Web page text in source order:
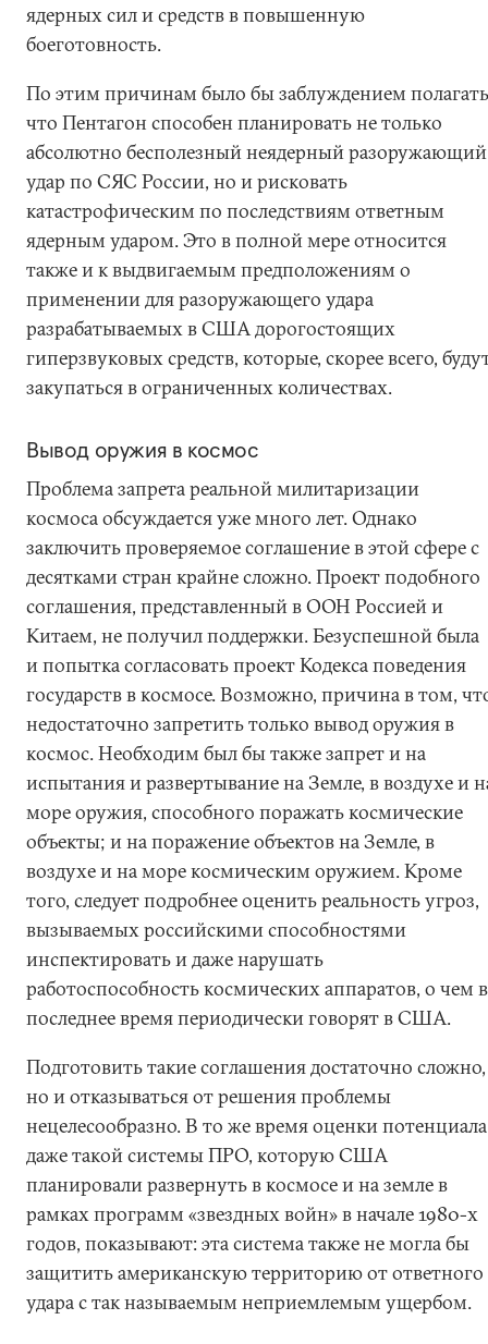
ядерных сил и средств в повышенную
боеготовность.
По этим причинам было бы заблуждением
что Пентагон способен планировать не только
абсолютно бесполезный неядерный разоружающий
удар по СЯС России, но и рисковать
катастрофическим по последствиям ответным
ядерным ударом. Это в полной мере относится
также и к выдвигаемым предположениям о
применении для разоружающего удара
разрабатываемых в США дорогостоящих
гиперзвуковых средств, которые, скорее всего,
закупаться в ограниченных количествах.
Вывод оружия в космос
Проблема запрета реальной милитаризации
космоса обсуждается уже много лет. Однако
заключить проверяемое соглашение в этой сфере с
десятками стран крайне сложно. Проект подобного
соглашения, представленный в ООН Россией и
Китаем, не получил поддержки. Безуспешной была
и попытка согласовать проект Кодекса поведения
государств в космосе. Возможно, причина в том,
недостаточно запретить только вывод оружия в
космос. Необходим был бы также запрет и на
испытания и развертывание на Земле, в воздухе и
море оружия, способного поражать космические
объекты; и на поражение объектов на Земле, в
воздухе и на море космическим оружием. Кроме
того, следует подробнее оценить реальность угроз,
вызываемых российскими способностями
инспектировать и даже нарушать
работоспособность космических аппаратов, о чем в
последнее время периодически говорят в США.
Подготовить такие соглашения достаточно сложно,
но и отказываться от решения проблемы
нецелесообразно. В то же время оценки потенциала
даже такой системы ПРО, которую США
планировали развернуть в космосе и на земле в
рамках программ «звездных войн» в начале 1980-х
годов, показывают: эта система также не могла бы
защитить американскую территорию от ответного
удара с так называемым неприемлемым ущербом.